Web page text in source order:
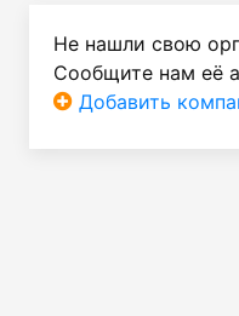
Не нашли свою
Сообщите нам её
Добавить